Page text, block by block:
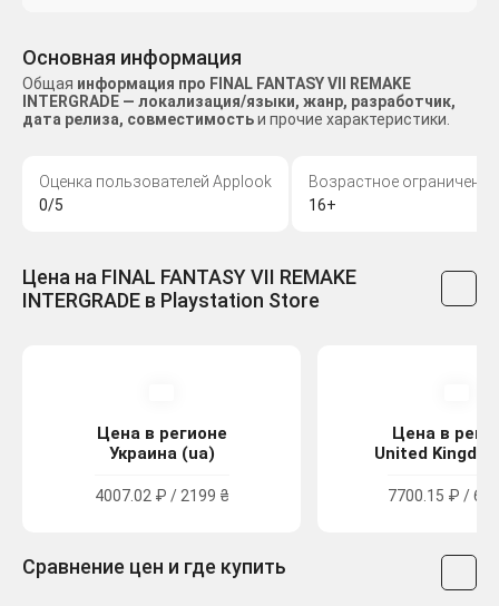
Основная информация
Общая информация про FINAL FANTASY VII REMAKE
INTERGRADE — локализация/языки, жанр, разработчик,
дата релиза, совместимостьи прочие характеристики.
Оценка пользователей Applook
0/5
Возрастное ограничение
16+
Цена на FINAL FANTASY VII REMAKE
INTERGRADE в Playstation Store
Цена в регионе
Украина (ua)
4007.02 ₽ / 2199 ₴
Цена в
United
7700.15 ₽ /
Сравнение цен и где купить